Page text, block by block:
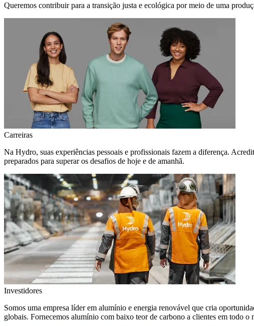
Queremos contribuir para a transição justa e ecológica por meio de uma
Carreiras
Na Hydro, suas experiências pessoais e profissionais fazem a diferença.
preparados para superar os desafios de hoje e de amanhã.
Investidores
Somos uma empresa líder em alumínio e energia renovável que cria
globais. Fornecemos alumínio com baixo teor de carbono a clientes em todo